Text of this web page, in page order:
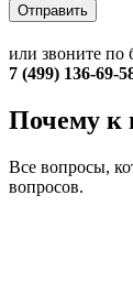
или звоните по
7 (499) 136-69-
Почему к
Все вопросы,
вопросов.